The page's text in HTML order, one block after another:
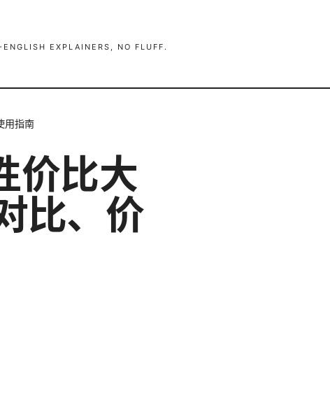
EXPLAINERS, NO FLUFF.
用指南
价比大
比、价